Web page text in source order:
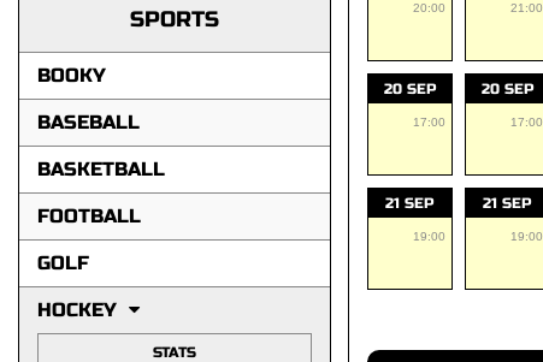
SPORTS
BOOKY
BASEBALL
BASKETBALL
FOOTBALL
GOLF
HOCKEY
STATS
20:00 21:00
20 SEP
17:00
20 SEP
17:00
21 SEP
19:00
21 SEP
19:00